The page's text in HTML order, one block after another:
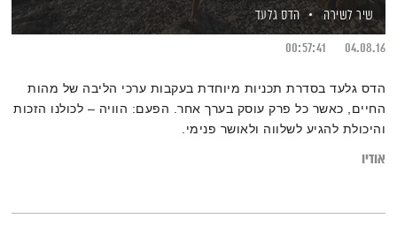
שיר לשירה
הדס גלעד
04.08.16
00:57:41
הדס גלעד בסדרת תכניות מיוחדת בעקבות ערכי הליבה של מהות
החיים, כאשר כל פרק עוסק בערך אחר. הפעם: הוויה – לכולנו הזכות
והיכולת להגיע לשלווה ולאושר פנימי.
אודיו